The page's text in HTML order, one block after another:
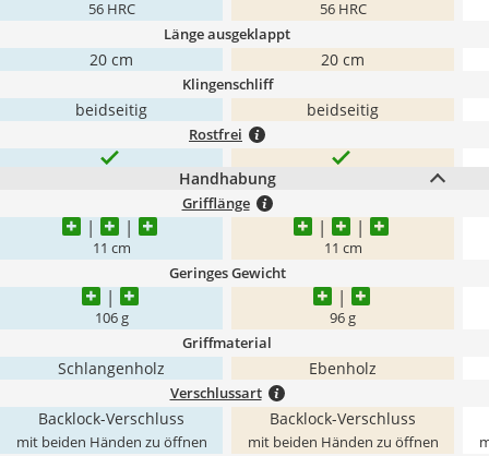
56 HRC 56 HRC
Länge ausgeklappt
20 cm 20 cm
Klingenschliff
beidseitig beidseitig
Rostfrei
Handhabung
Grifflänge
11 cm 11 cm
Geringes Gewicht
106 g 96 g
Griffmaterial
Schlangenholz Ebenholz
Verschlussart
Backlock-Verschluss
mit beiden Händen zu öffnen
Backlock-Verschluss
mit beiden Händen zu öffnen